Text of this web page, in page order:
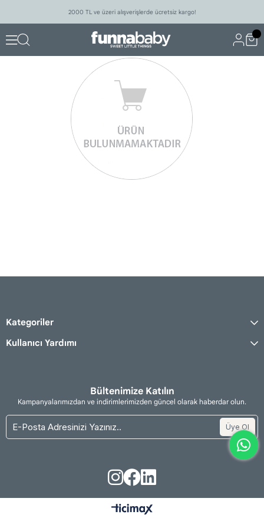
2000 TL ve üzeri alışverişlerde ücretsiz kargo!
Kategoriler
Kullanıcı Yardımı
Bültenimize Katılın
Kampanyalarımızdan ve indirimlerimizden güncel olarak haberdar olun.
Üye Ol